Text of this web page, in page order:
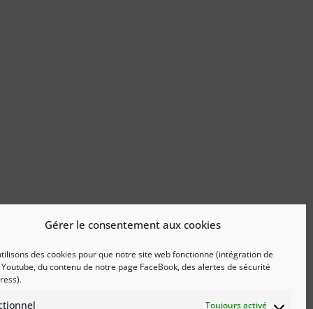
Gérer le consentement aux cookies
des cookies pour que notre site web fonctionne (intégration de
du contenu de notre page FaceBook, des alertes de sécurité
Toujours activé